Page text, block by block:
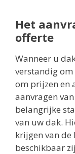
Het
offerte
Wanneer u
verstandig om
om prijzen en
aanvragen
belangrijke
van uw dak.
krijgen van de
beschikbaar